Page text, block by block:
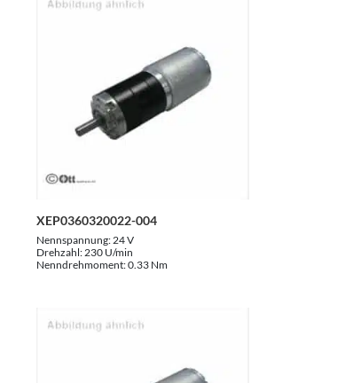
XEP0360320022-004
Nennspannung: 24 V
Drehzahl: 230 U/min
Nenndrehmoment:0.33 Nm